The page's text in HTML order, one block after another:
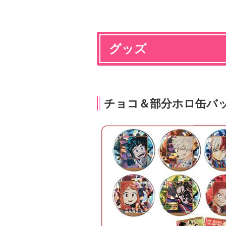
グッズ
チョコ＆部分ホロ缶バ